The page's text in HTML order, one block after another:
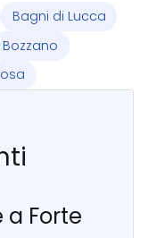
Bagni di Lucca
Bozzano
a Forte